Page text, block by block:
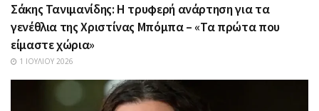
Σάκης Τανιμανίδης: Η τρυφερή ανάρτηση για τα
γενέθλια της Χριστίνας Μπόμπα – «Τα πρώτα που
είμαστε χώρια»
1 ΙΟΥΛΊΟΥ 2026